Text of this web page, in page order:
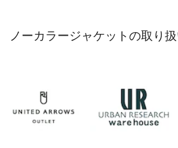
ノーカラージャケットの取り